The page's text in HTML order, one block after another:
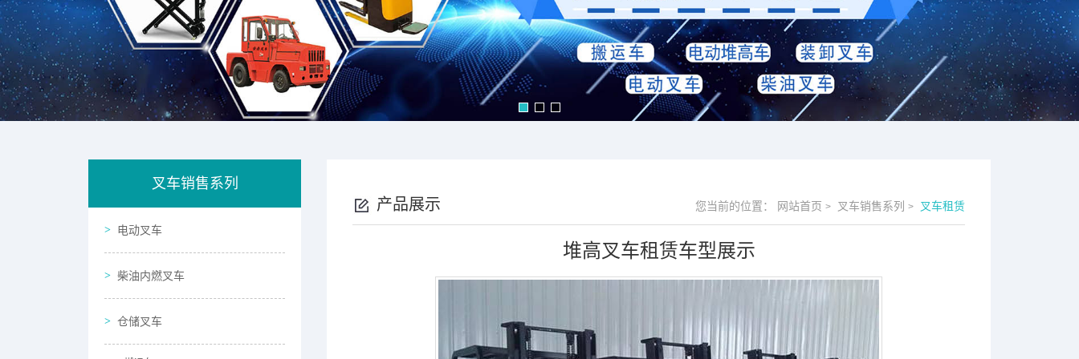
叉车销售系列
电动叉车
柴油内燃叉车
仓储叉车
产品展示 您当前的位置： 网站首页 > 叉车销售系列 > 叉车租赁
堆高叉车租赁车型展示